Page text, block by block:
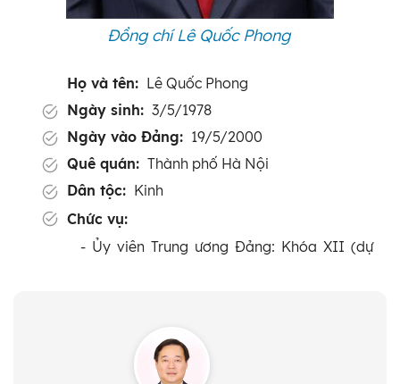
Đồng chí Lê Quốc Phong
Họ và tên: Lê Quốc Phong
Ngày sinh: 3/5/1978
Ngày vào Đảng: 19/5/2000
Quê quán: Thành phố Hà Nội
Dân tộc: Kinh
Chức vụ:
- Ủy viên Trung ương Đảng: Khóa XII (dự
- Bí thư Đảng ủy các cơ quan Đảng Thành
phố Hồ Chí Minh (từ 10/2025)